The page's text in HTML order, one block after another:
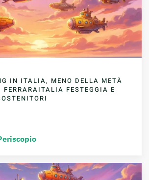
IN ITALIA, MENO DELLA METÀ
FERRARAITALIA FESTEGGIA E